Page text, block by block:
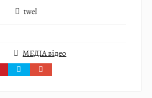
twel
МЕДІА відео